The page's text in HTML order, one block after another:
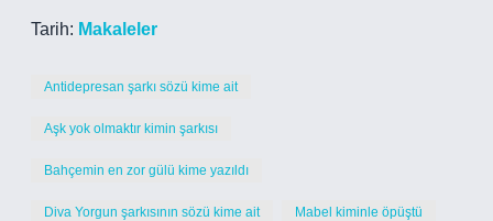
Tarih: Makaleler
Antidepresan şarkı sözü kime ait
Aşk yok olmaktır kimin şarkısı
Bahçemin en zor gülü kime yazıldı
Diva Yorgun şarkısının sözü kime ait Mabel kiminle öpüştü